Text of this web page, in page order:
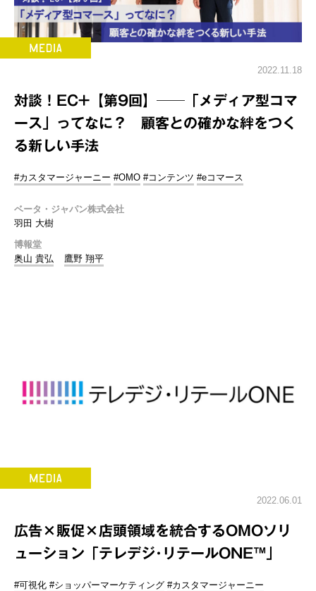
2022.11.18
対談！EC+【第9回】──「メディア型コマ
ース」ってなに？ 顧客との確かな絆をつく
る新しい手法
#カスタマージャーニー #OMO #コンテンツ #eコマース
ベータ・ジャパン株式会社
羽田 大樹
博報堂
奥山 貴弘
鷹野 翔平
2022.06.01
広告×販促×店頭領域を統合するOMOソリ
ューション「テレデジ･リテールONE™」
#可視化 #ショッパーマーケティング #カスタマージャーニー